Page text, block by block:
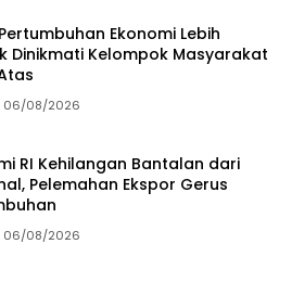
Pertumbuhan Ekonomi Lebih
Dinikmati Kelompok Masyarakat
06/08/2026
RI Kehilangan Bantalan dari
Pelemahan Ekspor Gerus
06/08/2026